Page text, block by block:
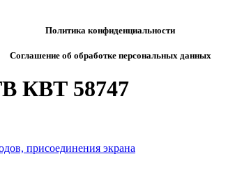
Политика конфиденциальности
Соглашение об обработке персональных данных
КВТ 58747
присоединения экрана